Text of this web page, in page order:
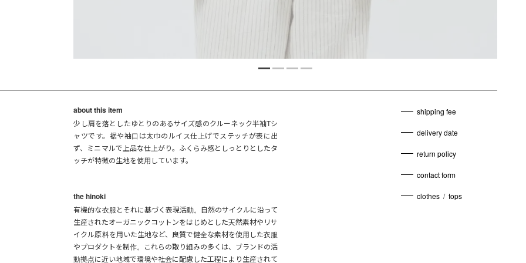
about this item
少し肩を落としたゆとりのあるサイズ感のクルーネック半袖Tシ
ャツです。裾や袖口は太巾のルイス仕上げでステッチが表に出
ず、ミニマルで上品な仕上がり。ふくらみ感としっとりとしたタ
ッチが特徴の生地を使用しています。
the hinoki
有機的な衣服とそれに基づく表現活動。自然のサイクルに沿って
生産されたオーガニックコットンをはじめとした天然素材やリサ
イクル原料を用いた生地など、良質で健全な素材を使用した衣服
やプロダクトを制作。これらの取り組みの多くは、ブランドの活
動拠点に近い地域で環境や社会に配慮した工程により生産されて
shipping fee
delivery date
return policy
contact form
clothes / tops